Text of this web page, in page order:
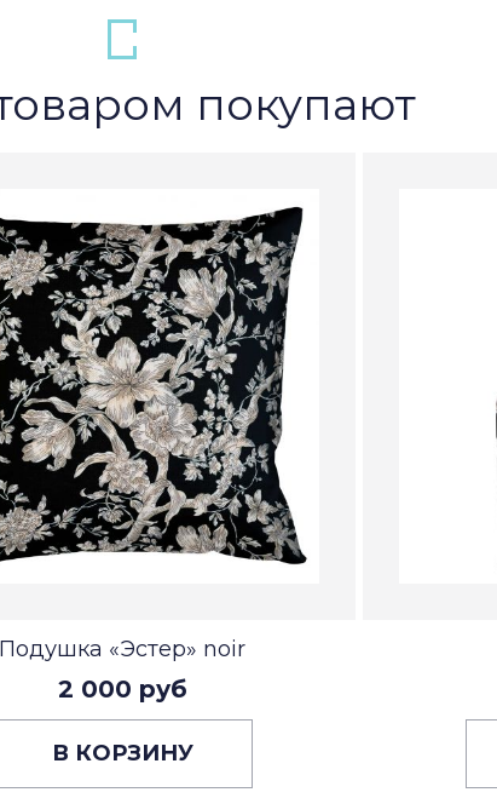
покупают
Подушка «Эстер» noir
2 000 руб
В КОРЗИНУ